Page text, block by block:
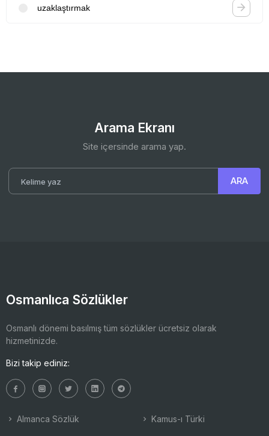
uzaklaştırmak
Arama Ekranı
Site içersinde arama yap.
Osmanlıca Sözlükler
Osmanlı dönemi basılmış tüm sözlükler ücretsiz olarak
hizmetinizde.
Bizi takip ediniz:
Almanca Sözlük Kamus-ı Türki